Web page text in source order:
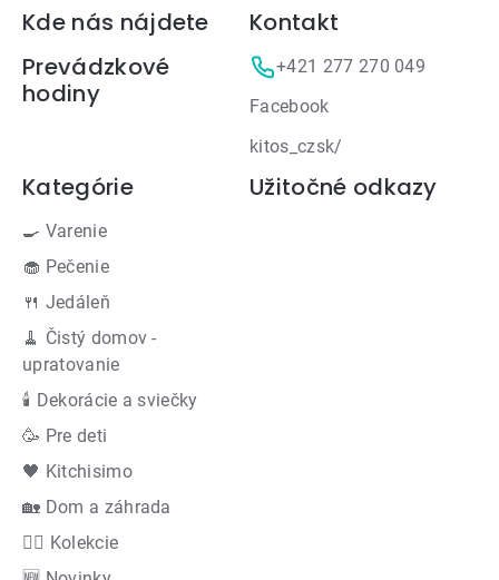
Zápätie
Kde nás nájdete
Prevádzkové
hodiny
Kontakt
+421 277 270 049
Facebook
kitos_czsk/
Kategórie
🍳 Varenie
🧁 Pečenie
🍴 Jedáleň
🧹 Čistý domov -
upratovanie
🕯 Dekorácie a sviečky
🥳 Pre deti
🖤 Kitchisimo
🏡 Dom a záhrada
👍🏻 Kolekcie
Užitočné odkazy